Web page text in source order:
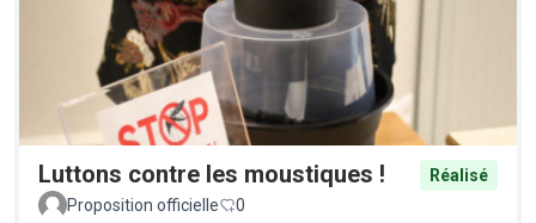
Luttons contre les moustiques !
Réalisé
Proposition officielle
0